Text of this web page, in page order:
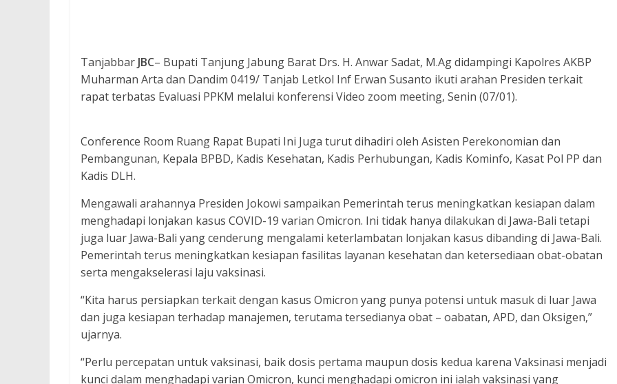
Tanjabbar JBC– Bupati Tanjung Jabung Barat Drs. H. Anwar Sadat, M.Ag didampingi Kapolres AKBP
Muharman Arta dan Dandim 0419/ Tanjab Letkol Inf Erwan Susanto ikuti arahan Presiden terkait
rapat terbatas Evaluasi PPKM melalui konferensi Video zoom meeting, Senin (07/01).
Conference Room Ruang Rapat Bupati Ini Juga turut dihadiri oleh Asisten Perekonomian dan
Pembangunan, Kepala BPBD, Kadis Kesehatan, Kadis Perhubungan, Kadis Kominfo, Kasat Pol PP dan
Kadis DLH.
Mengawali arahannya Presiden Jokowi sampaikan Pemerintah terus meningkatkan kesiapan dalam
menghadapi lonjakan kasus COVID-19 varian Omicron. Ini tidak hanya dilakukan di Jawa-Bali tetapi
juga luar Jawa-Bali yang cenderung mengalami keterlambatan lonjakan kasus dibanding di Jawa-Bali.
Pemerintah terus meningkatkan kesiapan fasilitas layanan kesehatan dan ketersediaan obat-obatan
serta mengakselerasi laju vaksinasi.
“Kita harus persiapkan terkait dengan kasus Omicron yang punya potensi untuk masuk di luar Jawa
dan juga kesiapan terhadap manajemen, terutama tersedianya obat – oabatan, APD, dan Oksigen,”
ujarnya.
“Perlu percepatan untuk vaksinasi, baik dosis pertama maupun dosis kedua karena Vaksinasi menjadi
kunci dalam menghadapi varian Omicron, kunci menghadapi omicron ini ialah vaksinasi yang